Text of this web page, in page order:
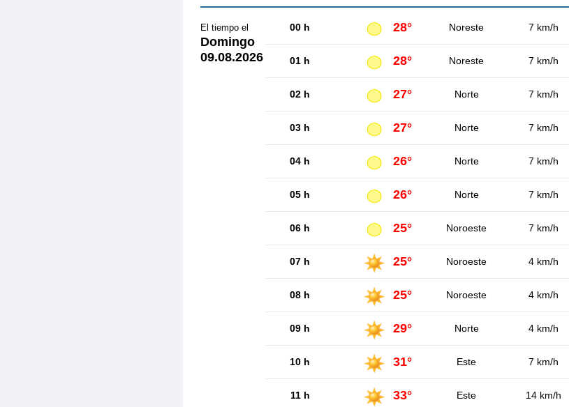
El tiempo el
Domingo
09.08.2026
00 h 28° Noreste 7 km/h
01 h 28° Noreste 7 km/h
02 h 27° Norte 7 km/h
03 h 27° Norte 7 km/h
04 h 26° Norte 7 km/h
05 h 26° Norte 7 km/h
06 h 25° Noroeste 7 km/h
07 h 25° Noroeste 4 km/h
08 h 25° Noroeste 4 km/h
09 h 29° Norte 4 km/h
10 h 31° Este 7 km/h
11 h 33° Este 14 km/h